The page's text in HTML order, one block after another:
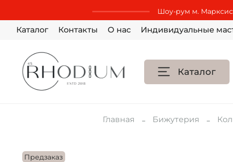
Шоу-рум м.
Каталог Контакты О нас Индивидуальные
Каталог
Главная Бижутерия
Предзаказ